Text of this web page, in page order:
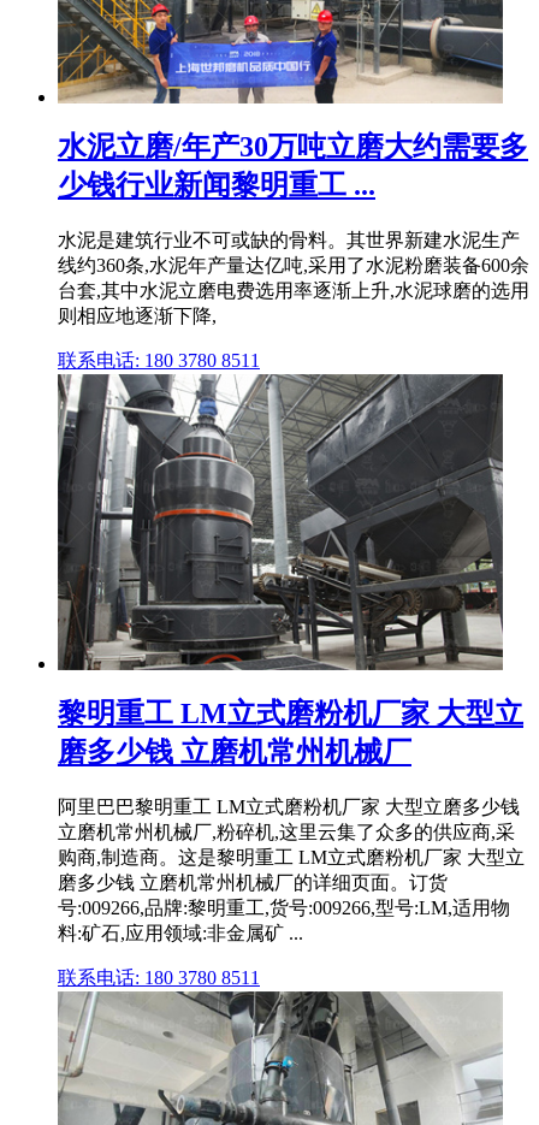
水泥立磨/年产30万吨立磨大约需要多
少钱行业新闻黎明重工 ...
水泥是建筑行业不可或缺的骨料。其世界新建水泥生产
线约360条,水泥年产量达亿吨,采用了水泥粉磨装备600余
台套,其中水泥立磨电费选用率逐渐上升,水泥球磨的选用
则相应地逐渐下降,
联系电话: 180 3780 8511
黎明重工 LM立式磨粉机厂家 大型立
磨多少钱 立磨机常州机械厂
阿里巴巴黎明重工 LM立式磨粉机厂家 大型立磨多少钱
立磨机常州机械厂,粉碎机,这里云集了众多的供应商,采
购商,制造商。这是黎明重工 LM立式磨粉机厂家 大型立
磨多少钱 立磨机常州机械厂的详细页面。订货
号:009266,品牌:黎明重工,货号:009266,型号:LM,适用物
料:矿石,应用领域:非金属矿 ...
联系电话: 180 3780 8511